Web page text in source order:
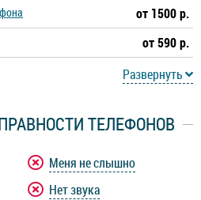
от 1500 р.
от 590 р.
Развернуть
ТЕЛЕФОНОВ
Меня не слышно
Нет звука